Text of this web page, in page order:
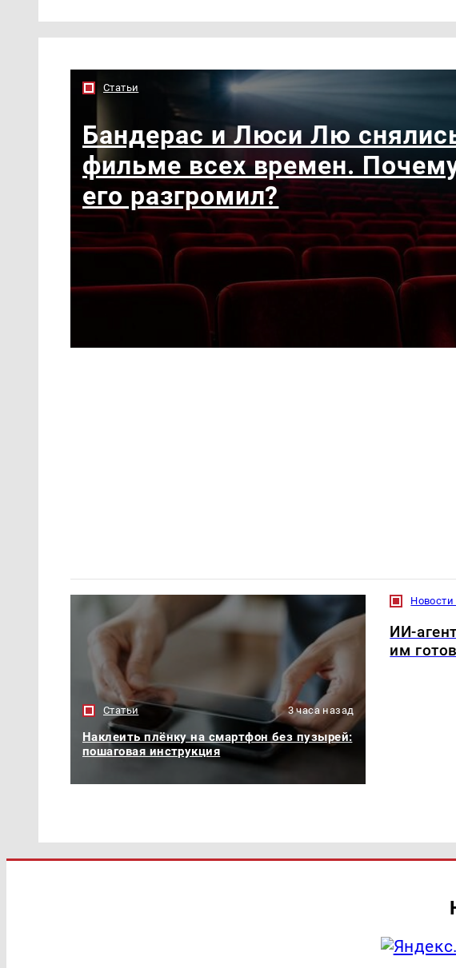
Статьи
Бандерас и Люси Лю
фильме всех времен.
его разгромил?
Статьи 3 часа назад
Наклеить плёнку на смартфон без пузырей:
пошаговая инструкция
ИИ-
им